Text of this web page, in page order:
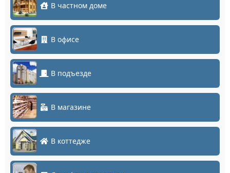
В частном доме
В офисе
В подъезде
В магазине
В коттедже